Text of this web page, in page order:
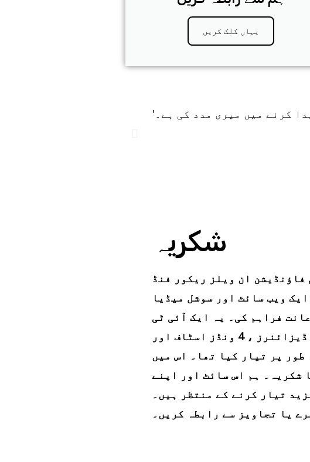
یہاں کلک کریں
شکریہ
فاؤنڈیشن ان ویلز ریکور فنڈ
ویب سائٹ اور سوشل میڈیا
فراہم کی۔ یہ ایک آئی ٹی
کنسلٹنٹ ، ویب ڈیزائنرز ، 4 ونڈز اسٹاف اور
طور پر تیار کیا تھا۔ اس میں
شکریہ۔ ہم اس سائٹ اور اپنے
تیار کرنے کے منتظر ہیں۔
یا تجاویز سے رابطہ کریں۔